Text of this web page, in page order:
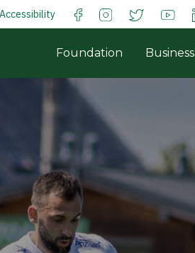
Accessibility
Foundation Business